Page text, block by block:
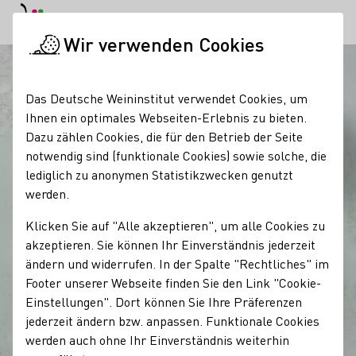
Startseite
Wir verwenden Cookies
Das Deutsche Weininstitut verwendet Cookies, um
Ihnen ein optimales Webseiten-Erlebnis zu bieten.
Dazu zählen Cookies, die für den Betrieb der Seite
notwendig sind (funktionale Cookies) sowie solche, die
lediglich zu anonymen Statistikzwecken genutzt
werden.
Klicken Sie auf "Alle akzeptieren", um alle Cookies zu
akzeptieren. Sie können Ihr Einverständnis jederzeit
ändern und widerrufen. In der Spalte "Rechtliches" im
Footer unserer Webseite finden Sie den Link "Cookie-
Einstellungen". Dort können Sie Ihre Präferenzen
jederzeit ändern bzw. anpassen. Funktionale Cookies
werden auch ohne Ihr Einverständnis weiterhin